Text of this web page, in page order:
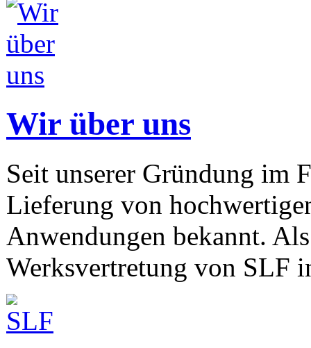
Wir über uns
Seit unserer Gründung im
Lieferung von
Anwendungen bekannt.
Werksvertretung von SLF